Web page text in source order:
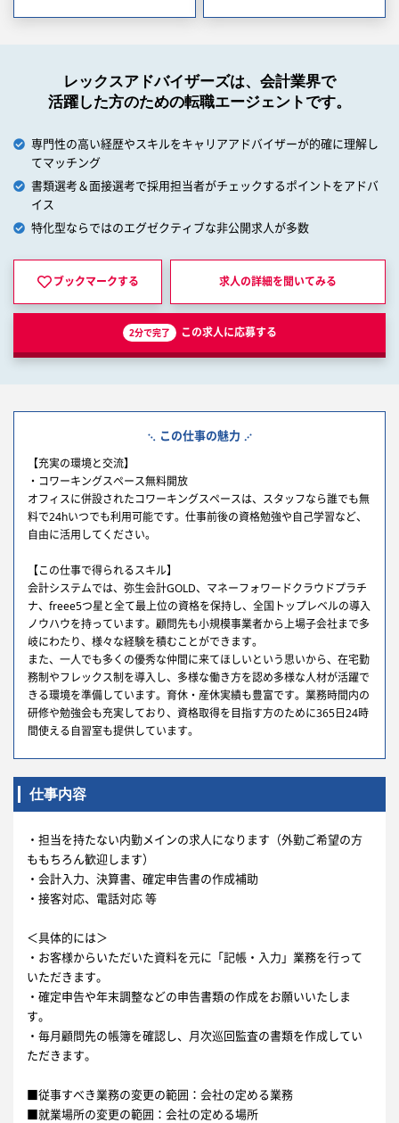
レックスアドバイザーズは、会計業界で
活躍した方のための転職エージェントです。
専門性の高い経歴やスキルをキャリアアドバイザーが的確に理解し
てマッチング
書類選考＆面接選考で採用担当者がチェックするポイントをアドバ
イス
特化型ならではのエグゼクティブな非公開求人が多数
ブックマークする 求人の詳細を聞いてみる
2分で完了 この求人に応募する
この仕事の魅力
【充実の環境と交流】
・コワーキングスペース無料開放
オフィスに併設されたコワーキングスペースは、スタッフなら誰でも無
料で24hいつでも利用可能です。仕事前後の資格勉強や自己学習など、
自由に活用してください。
【この仕事で得られるスキル】
会計システムでは、弥生会計GOLD、マネーフォワードクラウドプラチ
ナ、freee5つ星と全て最上位の資格を保持し、全国トップレベルの導入
ノウハウを持っています。顧問先も小規模事業者から上場子会社まで多
岐にわたり、様々な経験を積むことができます。
また、一人でも多くの優秀な仲間に来てほしいという思いから、在宅勤
務制やフレックス制を導入し、多様な働き方を認め多様な人材が活躍で
きる環境を準備しています。育休・産休実績も豊富です。業務時間内の
研修や勉強会も充実しており、資格取得を目指す方のために365日24時
間使える自習室も提供しています。
仕事内容
・担当を持たない内勤メインの求人になります（外勤ご希望の方
ももちろん歓迎します）
・会計入力、決算書、確定申告書の作成補助
・接客対応、電話対応 等
＜具体的には＞
・お客様からいただいた資料を元に「記帳・入力」業務を行って
いただきます。
・確定申告や年末調整などの申告書類の作成をお願いいたしま
す。
・毎月顧問先の帳簿を確認し、月次巡回監査の書類を作成してい
ただきます。
■従事すべき業務の変更の範囲：会社の定める業務
■就業場所の変更の範囲：会社の定める場所